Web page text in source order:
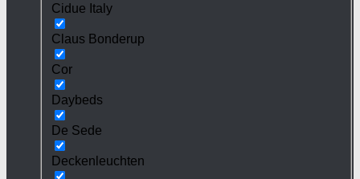
Cidue Italy
Claus Bonderup
Cor
Daybeds
De Sede
Deckenleuchten